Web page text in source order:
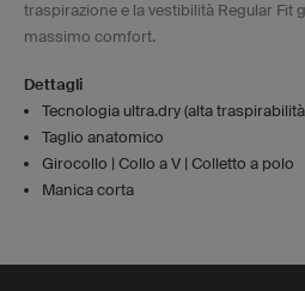
traspirazione e la vestibilità Regular Fit
massimo comfort.
Dettagli
Tecnologia ultra.dry (alta
Taglio anatomico
Girocollo | Collo a V | Colletto a polo
Manica corta